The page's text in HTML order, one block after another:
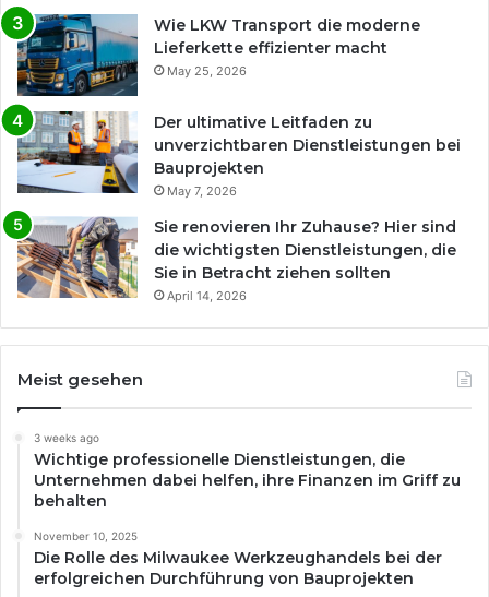
Wie LKW Transport die moderne
Lieferkette effizienter macht
May 25, 2026
Der ultimative Leitfaden zu
unverzichtbaren Dienstleistungen bei
Bauprojekten
May 7, 2026
Sie renovieren Ihr Zuhause? Hier sind
die wichtigsten Dienstleistungen, die
Sie in Betracht ziehen sollten
April 14, 2026
Meist gesehen
3 weeks ago
Wichtige professionelle Dienstleistungen, die
Unternehmen dabei helfen, ihre Finanzen im Griff zu
behalten
November 10, 2025
Die Rolle des Milwaukee Werkzeughandels bei der
erfolgreichen Durchführung von Bauprojekten